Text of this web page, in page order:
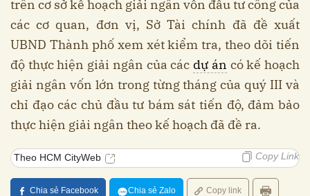
trên cơ sở kế hoạch giải ngân vốn đầu tư công của
các cơ quan, đơn vị, Sở Tài chính đã đề xuất
UBND Thành phố xem xét kiểm tra, theo dõi tiến
độ thực hiện giải ngân của các dự án có kế hoạch
giải ngân vốn lớn trong từng tháng của quý III và
chỉ đạo các chủ đầu tư bám sát tiến độ, đảm bảo
thực hiện giải ngân theo kế hoạch đã đề ra.
Theo HCM CityWeb Copy Link
Chia sẻ Facebook Chia sẻ Zalo Copy link